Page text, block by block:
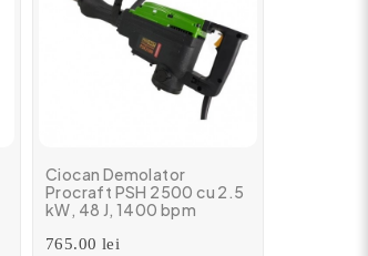
Ciocan Demolator
Procraft PSH 2500 cu 2.5
kW, 48 J, 1400 bpm
765.00 lei